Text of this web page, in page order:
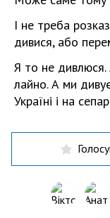
І не треба
дивися, або
Я то не
лайно. А ми
Україні і на